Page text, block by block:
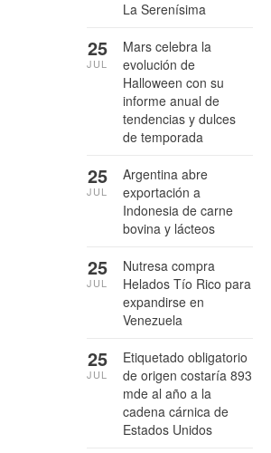
La Serenísima
Mars celebra la
evolución de
Halloween con su
informe anual de
tendencias y dulces
de temporada
25
JUL
Argentina abre
exportación a
Indonesia de carne
bovina y lácteos
25
JUL
Nutresa compra
Helados Tío Rico para
expandirse en
Venezuela
25
JUL
Etiquetado obligatorio
de origen costaría 893
mde al año a la
cadena cárnica de
Estados Unidos
25
JUL